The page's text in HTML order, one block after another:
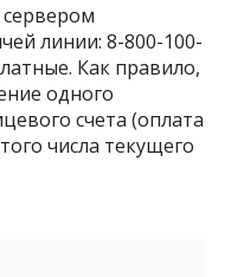
линии: 8-800-100-
Как правило,
одного
счета (оплата
числа текущего